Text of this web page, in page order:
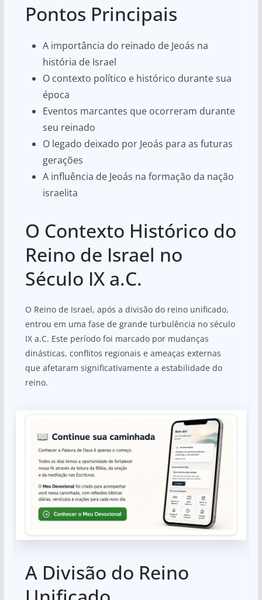
Pontos Principais
A importância do reinado de Jeoás na
história de Israel
O contexto político e histórico durante sua
época
Eventos marcantes que ocorreram durante
seu reinado
O legado deixado por Jeoás para as futuras
gerações
A influência de Jeoás na formação da nação
israelita
O Contexto Histórico do
Reino de Israel no
Século IX a.C.
O Reino de Israel, após a divisão do reino unificado,
entrou em uma fase de grande turbulência no século
IX a.C. Este período foi marcado por mudanças
dinásticas, conflitos regionais e ameaças externas
que afetaram significativamente a estabilidade do
reino.
A Divisão do Reino